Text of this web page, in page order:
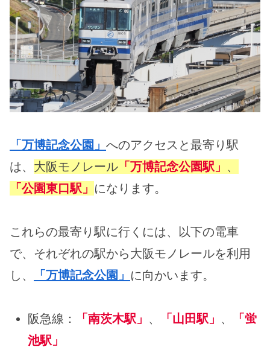
「万博記念公園」 へのアクセスと最寄り駅
は、 大阪モノレール 「万博記念公園駅」 、
「公園東口駅」 になります。
これらの最寄り駅に行くには、以下の電車
で、それぞれの駅から大阪モノレールを利用
し、
「万博記念公園」 に向かいます。
阪急線： 「南茨木駅」 、 「山田駅」 、
「蛍
池駅」